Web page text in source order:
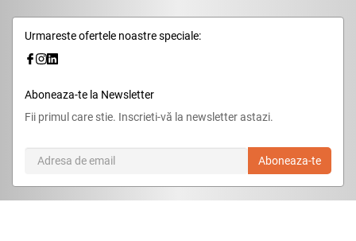
Urmareste ofertele noastre speciale:
Aboneaza-te la Newsletter
Fii primul care stie. Inscrieti-vă la newsletter astazi.
Aboneaza-te